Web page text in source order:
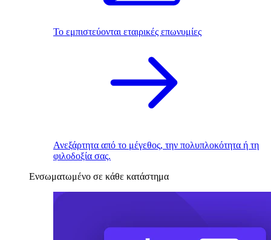
Το εμπιστεύονται εταιρικές επωνυμίες
Ανεξάρτητα από το μέγεθος, την πολυπλοκότητα ή τη
φιλοδοξία σας.
Ενσωματωμένο σε κάθε κατάστημα